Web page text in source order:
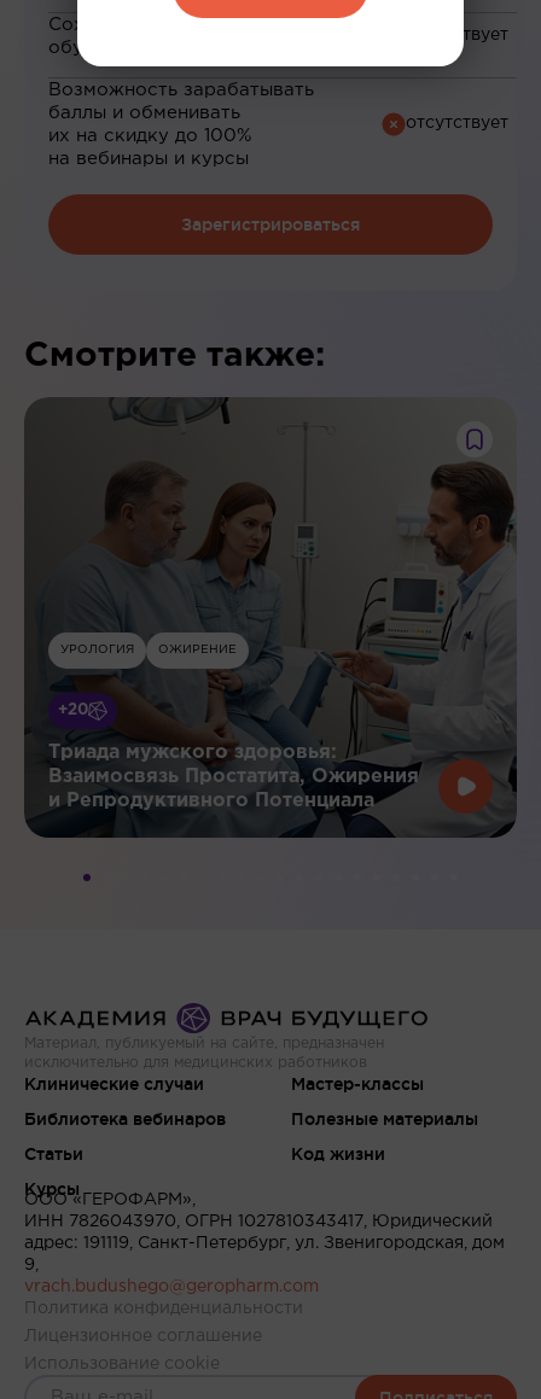
Сохранение прогресса по
обучению
Возможность зарабатывать
баллы и обменивать
их на скидку до 100%
на вебинары и курсы
Зарегистрироваться
Смотрите также:
УРОЛОГИЯ ОЖИРЕНИЕ
+20
Триада мужского здоровья:
Взаимосвязь Простатита, Ожирения
и Репродуктивного Потенциала
Материал, публикуемый на сайте, предназначен
исключительно для медицинских работников
Клинические случаи
Библиотека вебинаров
Статьи
Курсы
Мастер-классы
Полезные материалы
Код жизни
ООО «ГЕРОФАРМ»,
ИНН 7826043970, ОГРН 1027810343417, Юридический
адрес: 191119, Санкт-Петербург, ул. Звенигородская, дом
9,
vrach.budushego@geropharm.com
Политика конфиденциальности
Лицензионное соглашение
Использование cookie